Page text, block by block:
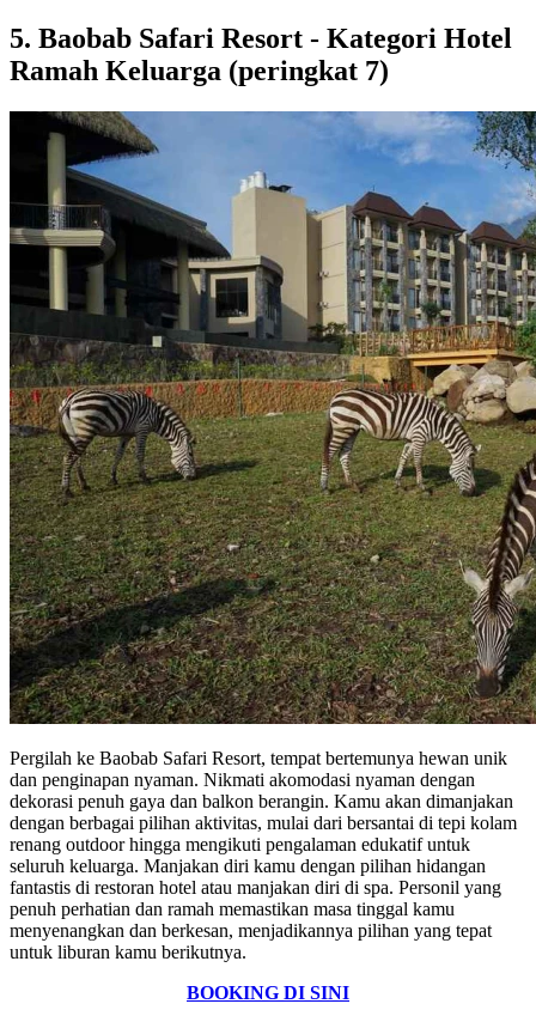
5. Baobab Safari Resort - Kategori Hotel
Ramah Keluarga (peringkat 7)
Pergilah ke Baobab Safari Resort, tempat bertemunya hewan unik
dan penginapan nyaman. Nikmati akomodasi nyaman dengan
dekorasi penuh gaya dan balkon berangin. Kamu akan dimanjakan
dengan berbagai pilihan aktivitas, mulai dari bersantai di tepi kolam
renang outdoor hingga mengikuti pengalaman edukatif untuk
seluruh keluarga. Manjakan diri kamu dengan pilihan hidangan
fantastis di restoran hotel atau manjakan diri di spa. Personil yang
penuh perhatian dan ramah memastikan masa tinggal kamu
menyenangkan dan berkesan, menjadikannya pilihan yang tepat
untuk liburan kamu berikutnya.
BOOKING DI SINI